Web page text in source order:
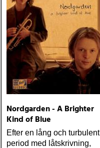
Nordgarden - A Brighter
Kind of Blue
Efter en lång och turbulent
period med låtskrivning,